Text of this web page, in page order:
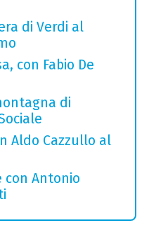
di Verdi al
con Fabio De
di
Aldo Cazzullo al
Antonio